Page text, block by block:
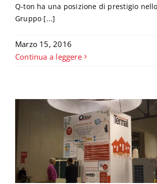
Q-ton ha una posizione di prestigio
Gruppo [...]
Marzo 15, 2016
Continua a leggere